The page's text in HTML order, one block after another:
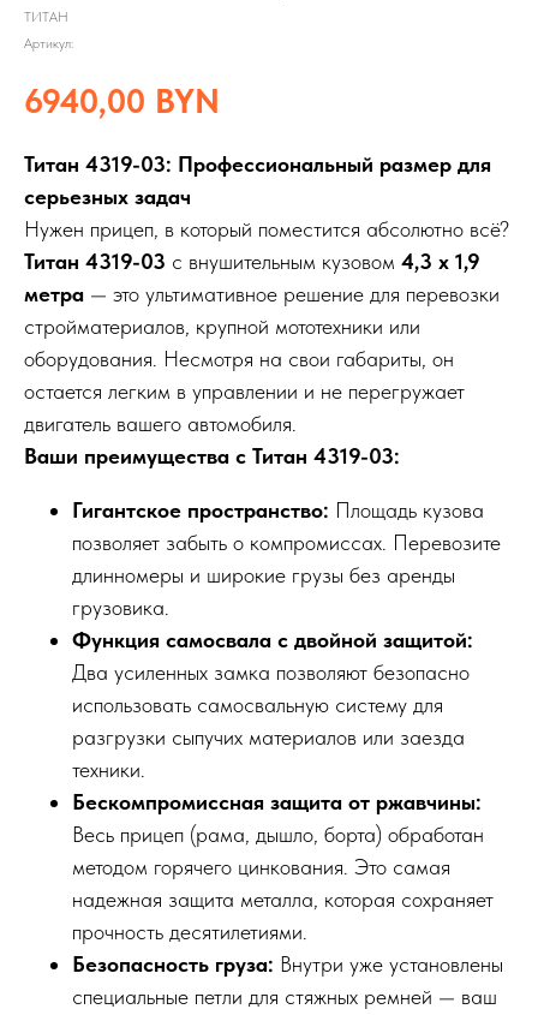
ТИТАН
Артикул:
6940,00 BYN
Титан 4319-03: Профессиональный размер для
серьезных задач
Нужен прицеп, в который поместится абсолютно всё?
Титан 4319-03 с внушительным кузовом 4,3 х 1,9
метра — это ультимативное решение для перевозки
стройматериалов, крупной мототехники или
оборудования. Несмотря на свои габариты, он
остается легким в управлении и не перегружает
двигатель вашего автомобиля.
Ваши преимущества с Титан 4319-03:
Гигантское пространство: Площадь кузова
позволяет забыть о компромиссах. Перевозите
длинномеры и широкие грузы без аренды
грузовика.
Функция самосвала с двойной защитой:
Два усиленных замка позволяют безопасно
использовать самосвальную систему для
разгрузки сыпучих материалов или заезда
техники.
Бескомпромиссная защита от ржавчины:
Весь прицеп (рама, дышло, борта) обработан
методом горячего цинкования. Это самая
надежная защита металла, которая сохраняет
прочность десятилетиями.
Безопасность груза: Внутри уже установлены
специальные петли для стяжных ремней — ваш